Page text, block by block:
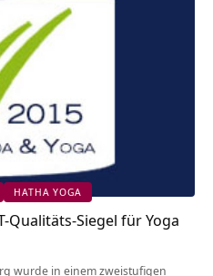
HATHA YOGA
Qualitäts-Siegel für Yoga
wurde in einem zweistufigen